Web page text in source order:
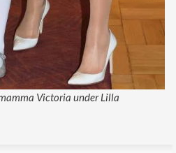
Victoria under Lilla